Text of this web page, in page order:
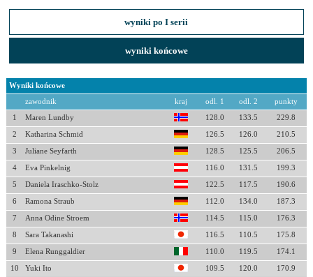
wyniki po I serii
wyniki końcowe
Wyniki końcowe
zawodnik kraj odl. 1 odl. 2 punkty
1 Maren Lundby 128.0 133.5 229.8
2 Katharina Schmid 126.5 126.0 210.5
3 Juliane Seyfarth 128.5 125.5 206.5
4 Eva Pinkelnig 116.0 131.5 199.3
5 Daniela Iraschko-Stolz 122.5 117.5 190.6
6 Ramona Straub 112.0 134.0 187.3
7 Anna Odine Stroem 114.5 115.0 176.3
8 Sara Takanashi 116.5 110.5 175.8
9 Elena Runggaldier 110.0 119.5 174.1
10 Yuki Ito 109.5 120.0 170.9